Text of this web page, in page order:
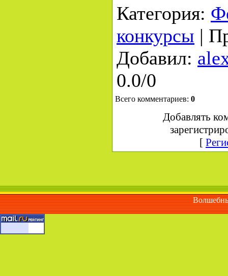
Категория:
конкурсы |
Добавил:
0.0/0
Всего комментариев: 0
Добавлять
[